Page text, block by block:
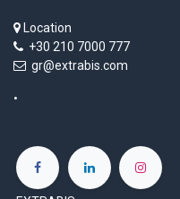
Location
+30 210 7000 777
gr@extrabis.com